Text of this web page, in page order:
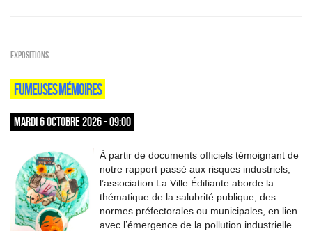
EXPOSITIONS
FUMEUSES MÉMOIRES
MARDI 6 OCTOBRE 2026 - 09:00
À partir de documents officiels témoignant de
notre rapport passé aux risques industriels,
l’association La Ville Édifiante aborde la
thématique de la salubrité publique, des
normes préfectorales ou municipales, en lien
avec l’émergence de la pollution industrielle